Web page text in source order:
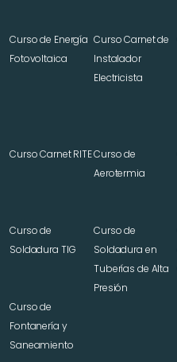
Curso de Energía
Fotovoltaica
Curso Carnet de
Instalador
Electricista
Curso Carnet RITECurso de
Aerotermia
Curso de
Soldadura TIG
Curso de
Soldadura en
Tuberías de Alta
Presión
Curso de
Fontanería y
Saneamiento